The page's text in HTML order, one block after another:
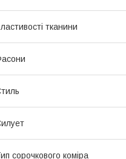
тканини
сорочкового коміра